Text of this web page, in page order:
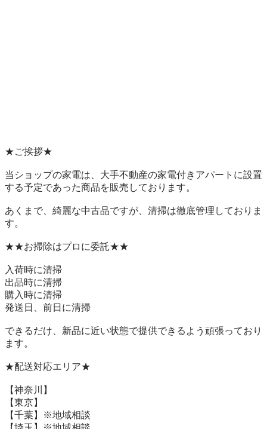
★ご挨拶★
当ショップの家電は、大手不動産の家電付きアパートに設置
する予定であった商品を販売しております。
あくまで、綺麗な中古品ですが、清掃は徹底管理しておりま
す。
★★お掃除はプロに委託★★
入荷時に清掃
出品時に清掃
購入時に清掃
発送日、前日に清掃
できるだけ、新品に近い状態で提供できるよう頑張っており
ます。
★配送対応エリア★
【神奈川】
【東京】
【千葉】※地域相談